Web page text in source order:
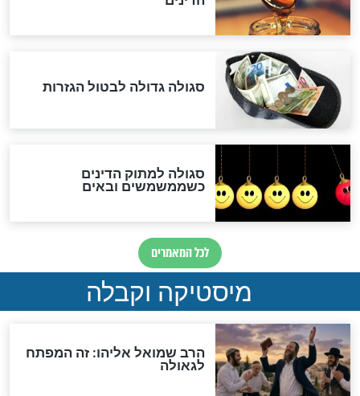
"מודה לקב"ה על כל השנים"
לכל המאמרים
אחרית הימים
האם אפשר לחשב את הקץ?